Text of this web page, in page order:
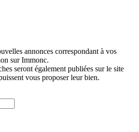
annonces correspondant à vos
sur Immonc.
seront également publiées sur le site
vous proposer leur bien.